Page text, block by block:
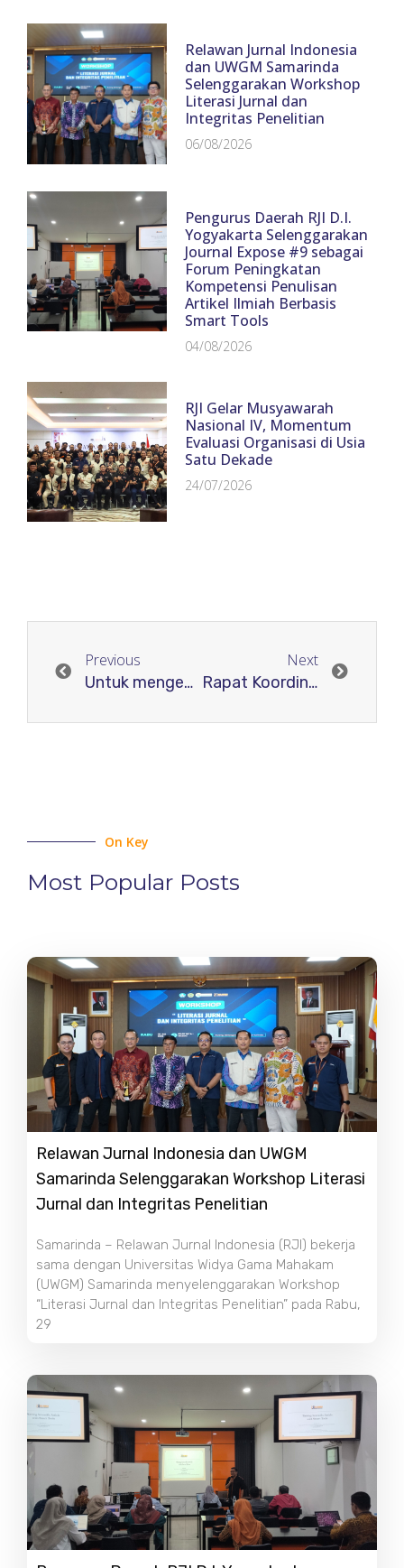
Relawan Jurnal Indonesia
dan UWGM Samarinda
Selenggarakan Workshop
Literasi Jurnal dan
Integritas Penelitian
06/08/2026
Pengurus Daerah RJI D.I.
Yogyakarta Selenggarakan
Journal Expose #9 sebagai
Forum Peningkatan
Kompetensi Penulisan
Artikel Ilmiah Berbasis
Smart Tools
04/08/2026
RJI Gelar Musyawarah
Nasional IV, Momentum
Evaluasi Organisasi di Usia
Satu Dekade
24/07/2026
Previous
Untuk mengenalkan Mendeley kepada peneliti, LP2M UIN Walisongo menggandeng Mendeley Advisor dari RJI
Next
Rapat Koordinasi Pengurus Daerah Rji Provinsi Sulawesi Tenggara
On Key
Most Popular Posts
Relawan Jurnal Indonesia dan UWGM
Samarinda Selenggarakan Workshop Literasi
Jurnal dan Integritas Penelitian
Samarinda – Relawan Jurnal Indonesia (RJI) bekerja
sama dengan Universitas Widya Gama Mahakam
(UWGM) Samarinda menyelenggarakan Workshop
“Literasi Jurnal dan Integritas Penelitian” pada Rabu,
29